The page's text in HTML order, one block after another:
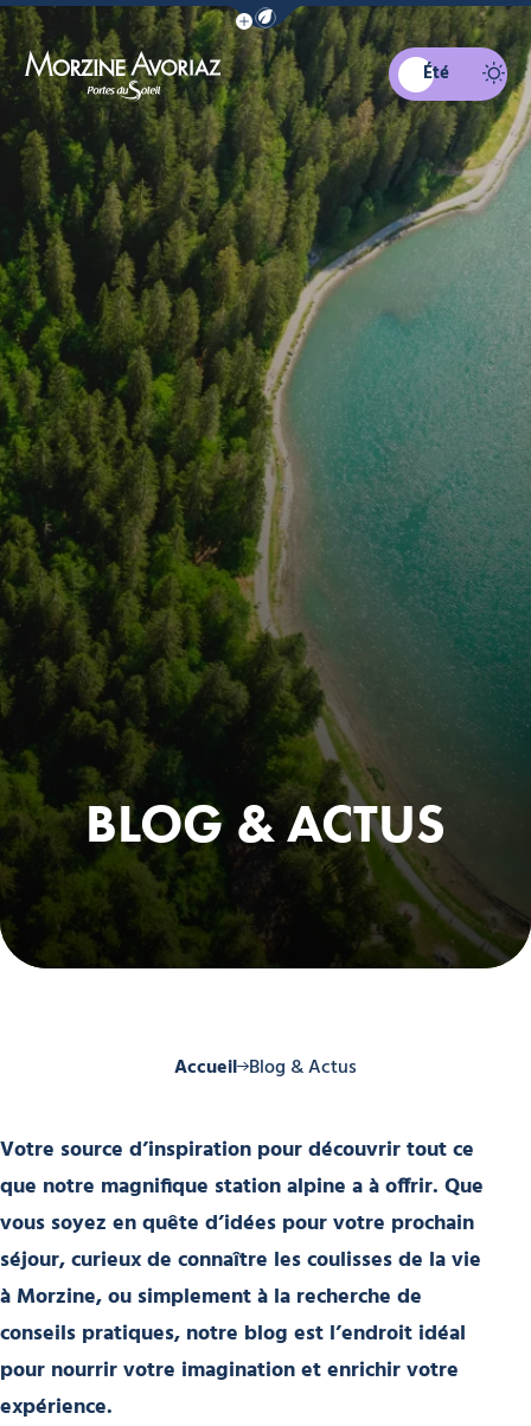
Afficher la barre de navigation du
Morzine Avoriaz
Été
BLOG & ACTUS
Accueil Blog & Actus
Votre source d’inspiration pour découvrir tout ce
que notre magnifique station alpine a à offrir. Que
vous soyez en quête d’idées pour votre prochain
séjour, curieux de connaître les coulisses de la vie
à Morzine, ou simplement à la recherche de
conseils pratiques, notre blog est l’endroit idéal
pour nourrir votre imagination et enrichir votre
expérience.